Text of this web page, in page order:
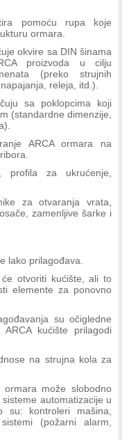
pomoću rupa koje
ormara.
okvire sa DIN šinama
proizvoda u cilju
(preko strujnih
releja, itd.).
sa poklopcima koji
(standardne dimenzije,
ARCA ormara na
profila za ukrućenje,
za otvaranja vrata,
zamenljive šarke i
lako prilagođava.
otvoriti kućište, ali to
elemente za ponovno
su očigledne
kućište prilagodi
na strujna kola za
može slobodno
automatizacije u
su: kontroleri mašina,
(požarni alarm,